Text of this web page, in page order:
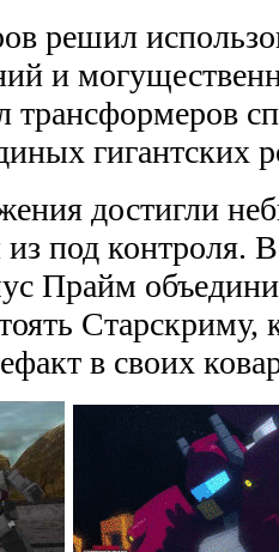
решил
и
трансформеров
гигантских
достигли
под контроля.
Прайм
Старскриму,
в своих